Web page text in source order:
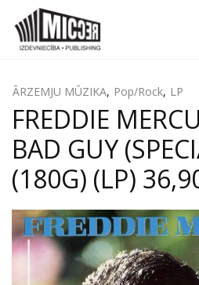
ĀRZEMJU MŪZIKA, Pop/Rock, LP
FREDDIE
BAD GUY
(180G) (LP)